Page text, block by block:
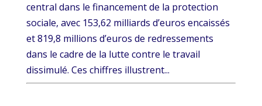
central dans le financement de la protection
sociale, avec 153,62 milliards d’euros encaissés
et 819,8 millions d’euros de redressements
dans le cadre de la lutte contre le travail
dissimulé. Ces chiffres illustrent...